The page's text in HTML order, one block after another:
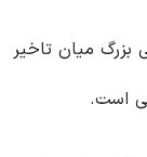
میان تاخیر
است.